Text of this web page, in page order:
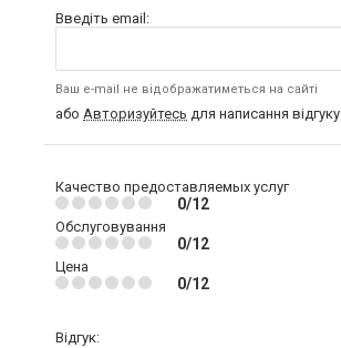
Введіть email:
Ваш e-mail не відображатиметься на сайті
або Авторизуйтесь для написання відгуку
Качество предоставляемых услуг
0/12
Обслуговування
0/12
Цена
0/12
Відгук: